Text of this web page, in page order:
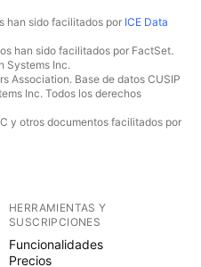
han sido facilitados por ICE Data
han sido facilitados por FactSet.
Systems Inc.
Association. Base de datos CUSIP
Inc. Todos los derechos
y otros documentos facilitados por
HERRAMIENTAS Y
SUSCRIPCIONES
Funcionalidades
Precios